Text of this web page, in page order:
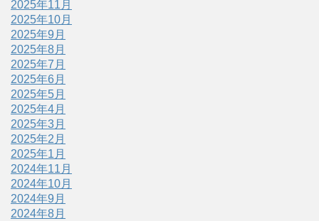
2025年11月
2025年10月
2025年9月
2025年8月
2025年7月
2025年6月
2025年5月
2025年4月
2025年3月
2025年2月
2025年1月
2024年11月
2024年10月
2024年9月
2024年8月